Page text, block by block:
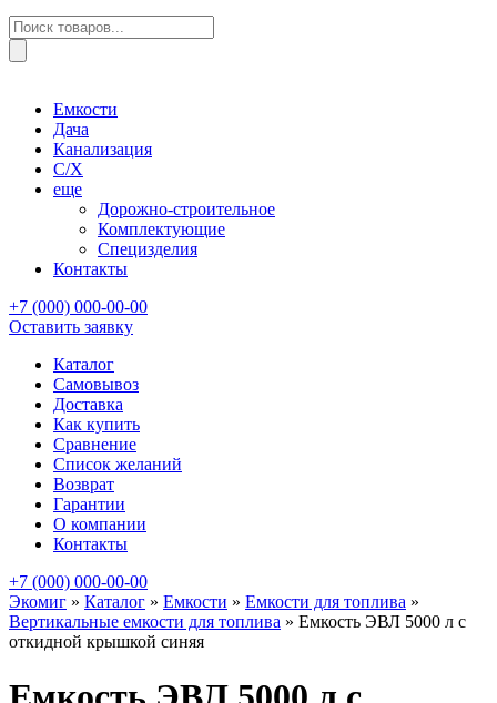
Поиск
товаров
Емкости
Дача
Канализация
С/Х
еще
Дорожно-строительное
Комплектующие
Специзделия
Контакты
+7 (000) 000-00-00
Оставить заявку
Каталог
Самовывоз
Доставка
Как купить
Сравнение
Список желаний
Возврат
Гарантии
О компании
Контакты
+7 (000) 000-00-00
Экомиг » Каталог » Емкости » Емкости для топлива »
Вертикальные емкости для топлива » Емкость ЭВЛ 5000 л с
откидной крышкой синяя